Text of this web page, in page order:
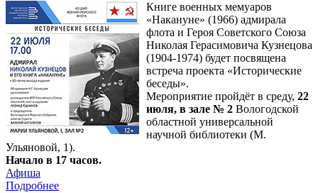
Книге военных мемуаров
«Накануне» (1966) адмирала
флота и Героя Советского Союза
Николая Герасимовича Кузнецова
(1904-1974) будет посвящена
встреча проекта «Исторические
беседы».
Мероприятие пройдёт в среду, 22
июля, в зале № 2 Вологодской
областной универсальной
научной библиотеки (М.
Ульяновой, 1).
Начало в 17 часов.
Афиша
Подробнее